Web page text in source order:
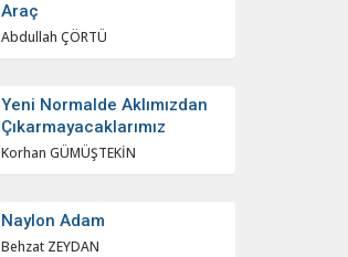
Araç
Abdullah ÇÖRTÜ
Yeni Normalde Aklımızdan
Çıkarmayacaklarımız
Korhan GÜMÜŞTEKİN
Naylon Adam
Behzat ZEYDAN